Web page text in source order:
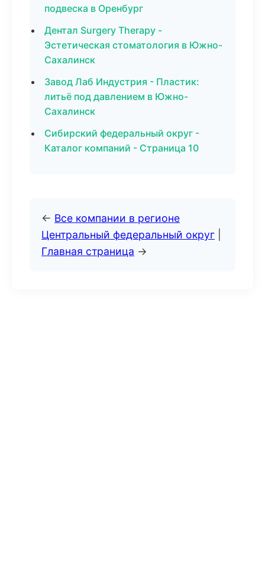
подвеска в Оренбург
Дентал Surgery Therapy -
Эстетическая стоматология в Южно-
Сахалинск
Завод Лаб Индустрия - Пластик:
литьё под давлением в Южно-
Сахалинск
Сибирский федеральный округ -
Каталог компаний - Страница 10
← Все компании в регионе
Центральный федеральный округ
Главная страница →